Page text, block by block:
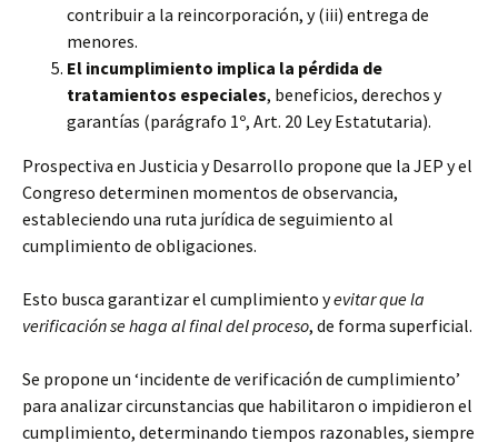
contribuir a la reincorporación, y (iii) entrega de
menores.
El incumplimiento implica la pérdida de
tratamientos especiales, beneficios, derechos y
garantías (parágrafo 1º, Art. 20 Ley Estatutaria).
Prospectiva en Justicia y Desarrollo propone que la JEP y el
Congreso determinen momentos de observancia,
estableciendo una ruta jurídica de seguimiento al
cumplimiento de obligaciones.
Esto busca garantizar el cumplimiento yevitar que la
verificación se haga al final del proceso, de forma superficial.
Se propone un ‘incidente de verificación de cumplimiento’
para analizar circunstancias que habilitaron o impidieron el
cumplimiento, determinando tiempos razonables, siempre